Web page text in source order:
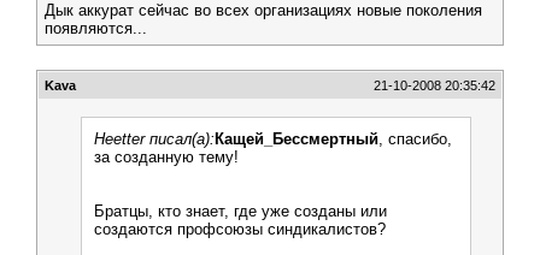
Дык аккурат сейчас во всех организациях новые поколения
появляются...
Kava 21-10-2008 20:35:42
Heetter писал(а): Кащей_Бессмертный, спасибо,
за созданную тему!
Братцы, кто знает, где уже созданы или
создаются профсоюзы синдикалистов?